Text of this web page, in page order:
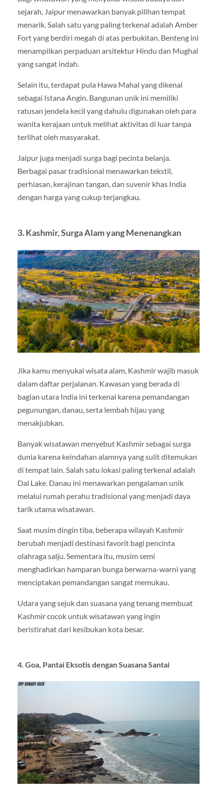
sejarah, Jaipur menawarkan banyak pilihan tempat
menarik. Salah satu yang paling terkenal adalah Amber
Fortyang berdiri megah di atas perbukitan. Benteng ini
menampilkan perpaduan arsitektur Hindu dan Mughal
yang sangat indah.
Selain itu, terdapat pula Hawa Mahal yang dikenal
sebagai Istana Angin. Bangunan unik ini memiliki
ratusan jendela kecil yang dahulu digunakan oleh para
wanita kerajaan untuk melihat aktivitas di luar tanpa
terlihat oleh masyarakat.
Jaipur juga menjadi surga bagi pecinta belanja.
Berbagai pasar tradisional menawarkan tekstil,
perhiasan, kerajinan tangan, dan suvenir khas India
dengan harga yang cukup terjangkau.
3. Kashmir, Surga Alam yang Menenangkan
Jika kamu menyukai wisata alam, Kashmir wajib masuk
dalam daftar perjalanan. Kawasan yang berada di
bagian utara India ini terkenal karena pemandangan
pegunungan, danau, serta lembah hijau yang
menakjubkan.
Banyak wisatawan menyebut Kashmir sebagai surga
dunia karena keindahan alamnya yang sulit ditemukan
di tempat lain. Salah satu lokasi paling terkenal adalah
Dal Lake. Danau ini menawarkan pengalaman unik
melalui rumah perahu tradisional yang menjadi daya
tarik utama wisatawan.
Saat musim dingin tiba, beberapa wilayah Kashmir
berubah menjadi destinasi favorit bagi pencinta
olahraga salju. Sementara itu, musim semi
menghadirkan hamparan bunga berwarna-warni yang
menciptakan pemandangan sangat memukau.
Udara yang sejuk dan suasana yang tenang membuat
Kashmir cocok untuk wisatawan yang ingin
beristirahat dari kesibukan kota besar.
4. Goa, Pantai Eksotis dengan Suasana Santai